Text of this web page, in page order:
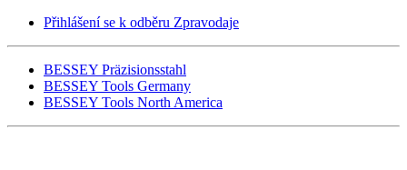
Přihlášení se k odběru Zpravodaje
BESSEY Präzisionsstahl
BESSEY Tools Germany
BESSEY Tools North America